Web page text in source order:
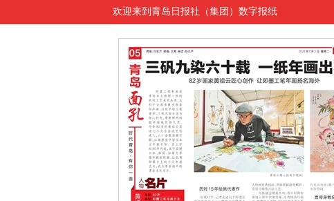
欢迎来到青岛日报社（集团）数字报纸